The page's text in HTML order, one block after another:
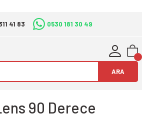
41 83 0530 181 30 49
ARA
90 Derece